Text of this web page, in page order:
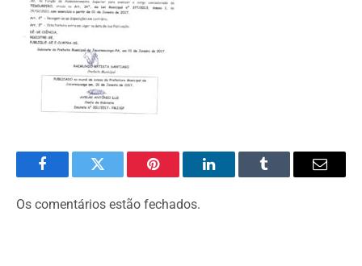
FacebookTwitter Pinterest O
Tumblr
E-
Os comentários estão fechados.